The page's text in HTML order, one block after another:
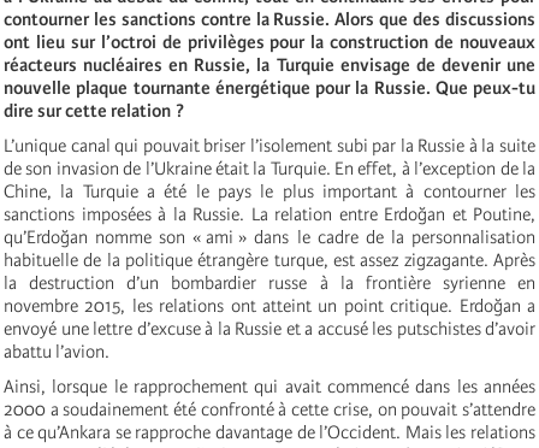
contourner les sanctions contre la Russie. Alors que des discussions
ont lieu sur l’octroi de privilèges pour la construction de nouveaux
réacteurs nucléaires en Russie, la Turquie envisage de devenir une
nouvelle plaque tournante énergétique pour la Russie. Que peux-tu
dire sur cette relation ?
L’unique canal qui pouvait briser l’isolement subi par la Russie à la suite
de son invasion de l’Ukraine était la Turquie. En effet, à l’exception de la
Chine, la Turquie a été le pays le plus important à contourner les
sanctions imposées à la Russie. La relation entre Erdoğan et Poutine,
qu’Erdoğan nomme son « ami » dans le cadre de la personnalisation
habituelle de la politique étrangère turque, est assez zigzagante. Après
la destruction d’un bombardier russe à la frontière syrienne en
novembre 2015, les relations ont atteint un point critique. Erdoğan a
envoyé une lettre d’excuse à la Russie et a accusé les putschistes d’avoir
abattu l’avion.
Ainsi, lorsque le rapprochement qui avait commencé dans les années
2000 a soudainement été confronté à cette crise, on pouvait s’attendre
à ce qu’Ankara se rapproche davantage de l’Occident. Mais les relations